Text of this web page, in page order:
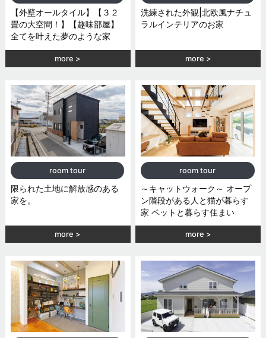
【外壁オールタイル】【３２
畳の大空間！】【趣味部屋】
全てを叶えた夢のような家
more
洗練された外観|北欧風ナチュ
ラルインテリアのお家
more
room tour
限られた土地に解放感のある
家を。
more
room tour
～キャットウォーク～ オープ
ン階段がある人と猫が暮らす
家 ペットと暮らす住まい
more